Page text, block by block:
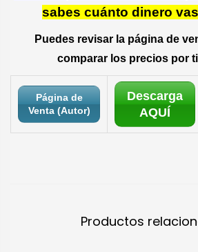
sabes cuánto dinero
Puedes revisar la página de
comparar los precios por
Página de
Venta (Autor)
Descarga
AQUÍ
Productos